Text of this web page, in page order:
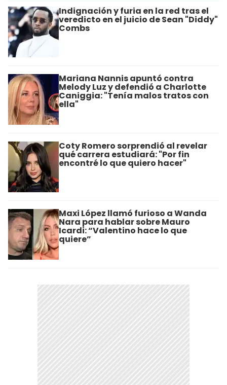
Indignación y furia en la red tras el
veredicto en el juicio de Sean "Diddy"
Combs
Mariana Nannis apuntó contra
Melody Luz y defendió a Charlotte
Caniggia: "Tenía malos tratos con
ella"
Coty Romero sorprendió al revelar
qué carrera estudiará: "Por fin
encontré lo que quiero hacer"
Maxi López llamó furioso a Wanda
Nara para hablar sobre Mauro
Icardi: “Valentino hace lo que
quiere”